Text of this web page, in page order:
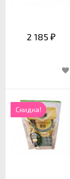
2 185 ₽
Скидка!